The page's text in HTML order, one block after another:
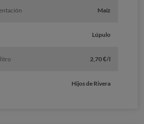
Maíz
Lúpulo
2,70 €/l
Hijos de Rivera